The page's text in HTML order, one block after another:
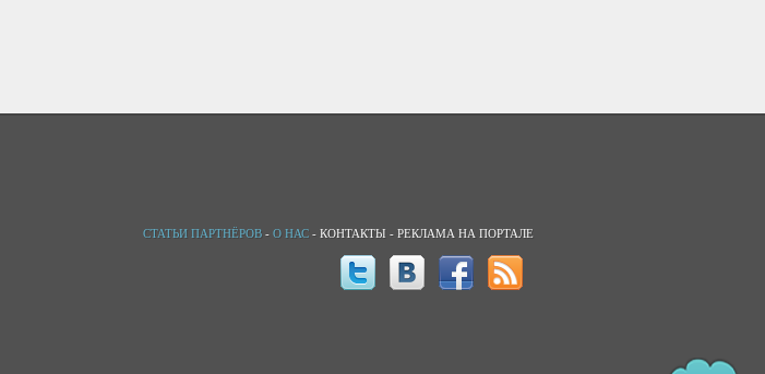
СТАТЬИ ПАРТНЁРОВ - О НАС - КОНТАКТЫ - РЕКЛАМА НА ПОРТАЛЕ